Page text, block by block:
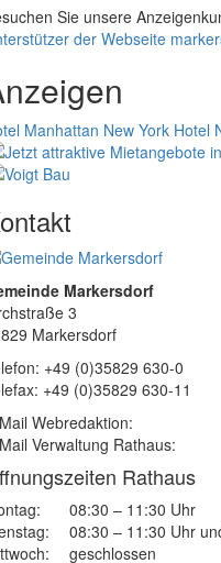
Sie unsere
der Webseite
Manhattan New York Hotel
Markersdorf
3
Markersdorf
+49 (0)35829 630-0
+49 (0)35829 630-11
Webredaktion:
Verwaltung Rathaus:
Rathaus
08:30 – 11:30 Uhr
08:30 – 11:30 Uhr
geschlossen